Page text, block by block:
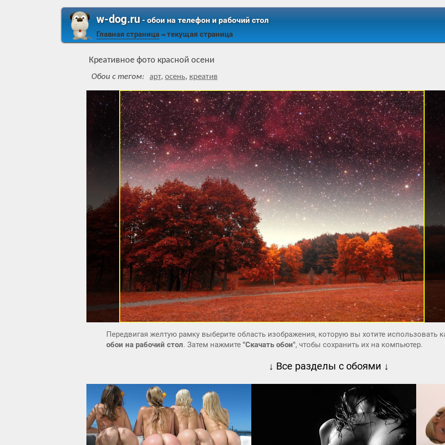
w-dog.ru- обои на телефон и рабочий стол
Главная страница ⇒ текущая страница
Креативное фото красной осени
Обои с тегом: арт, осень, креатив
Передвигая желтую рамку выберите область изображения, которую вы хотите использовать
обои на рабочий стол. Затем нажмите "Скачать обои", чтобы сохранить их на компьютер.
↓ Все разделы с обоями ↓